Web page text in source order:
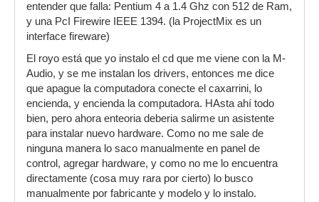
entender que falla: Pentium 4 a 1.4 Ghz con 512 de Ram,
y una PcI Firewire IEEE 1394. (la ProjectMix es un
interface fireware)
El royo está que yo instalo el cd que me viene con la M-
Audio, y se me instalan los drivers, entonces me dice
que apague la computadora conecte el caxarrini, lo
encienda, y encienda la computadora. HAsta ahí todo
bien, pero ahora enteoria deberia salirme un asistente
para instalar nuevo hardware. Como no me sale de
ninguna manera lo saco manualmente en panel de
control, agregar hardware, y como no me lo encuentra
directamente (cosa muy rara por cierto) lo busco
manualmente por fabricante y modelo y lo instalo.